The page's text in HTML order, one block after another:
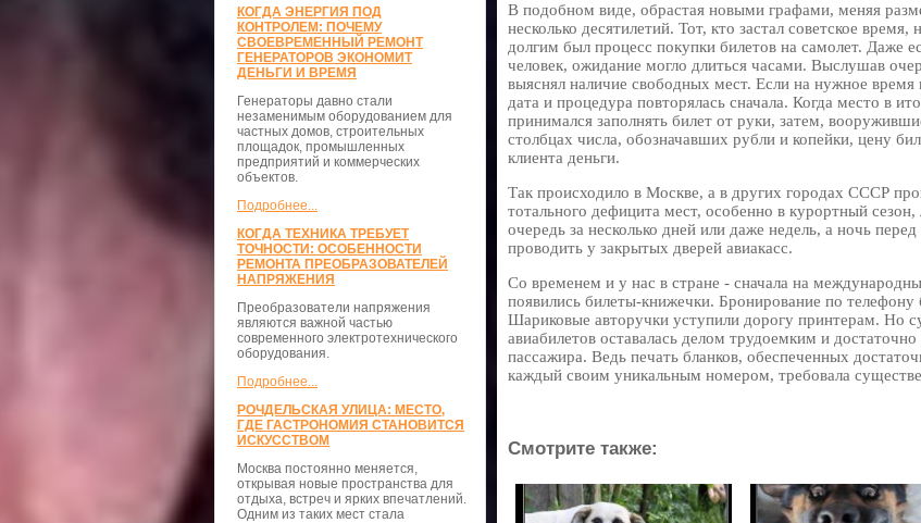
КОГДА ЭНЕРГИЯ ПОД
КОНТРОЛЕМ: ПОЧЕМУ
СВОЕВРЕМЕННЫЙ РЕМОНТ
ГЕНЕРАТОРОВ ЭКОНОМИТ
ДЕНЬГИ И ВРЕМЯ
Генераторы давно стали
незаменимым оборудованием для
частных домов, строительных
площадок, промышленных
предприятий и коммерческих
объектов.
Подробнее...
КОГДА ТЕХНИКА ТРЕБУЕТ
ТОЧНОСТИ: ОСОБЕННОСТИ
РЕМОНТА ПРЕОБРАЗОВАТЕЛЕЙ
НАПРЯЖЕНИЯ
Преобразователи напряжения
являются важной частью
современного электротехнического
оборудования.
Подробнее...
РОЧДЕЛЬСКАЯ УЛИЦА: МЕСТО,
ГДЕ ГАСТРОНОМИЯ СТАНОВИТСЯ
ИСКУССТВОМ
Москва постоянно меняется,
открывая новые пространства для
отдыха, встреч и ярких впечатлений.
Одним из таких мест стала
В подобном виде, обрастая новыми графами, меняя
несколько десятилетий. Тот, кто застал советское
долгим был процесс покупки билетов на самолет. Даже
человек, ожидание могло длиться часами. Выслушав
выяснял наличие свободных мест. Если на нужное время
дата и процедура повторялась сначала. Когда место в
принимался заполнять билет от руки, затем,
столбцах числа, обозначавших рубли и копейки, цену
клиента деньги.
Так происходило в Москве, а в других городах СССР
тотального дефицита мест, особенно в курортный
очередь за несколько дней или даже недель, а ночь
проводить у закрытых дверей авиакасс.
Со временем и у нас в стране - сначала на
появились билеты-книжечки. Бронирование по
Шариковые авторучки уступили дорогу принтерам. Но
авиабилетов оставалась делом трудоемким и
пассажира. Ведь печать бланков, обеспеченных
каждый своим уникальным номером, требовала
Смотрите также: